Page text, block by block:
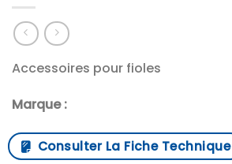
Accessoires pour fioles
Marque :
Consulter La Fiche Technique